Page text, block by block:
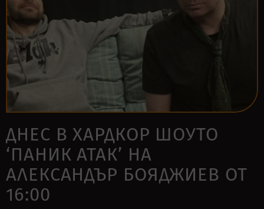
ДНЕС В ХАРДКОР ШОУТО
‘ПАНИК АТАК’ НА
АЛЕКСАНДЪР БОЯДЖИЕВ ОТ
16:00